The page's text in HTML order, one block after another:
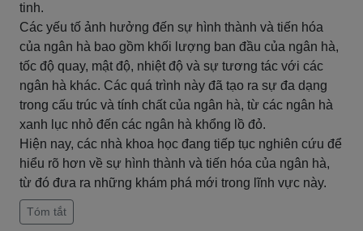
tinh.
Các yếu tố ảnh hưởng đến sự hình thành và tiến hóa
của ngân hà bao gồm khối lượng ban đầu của ngân hà,
tốc độ quay, mật độ, nhiệt độ và sự tương tác với các
ngân hà khác. Các quá trình này đã tạo ra sự đa dạng
trong cấu trúc và tính chất của ngân hà, từ các ngân hà
xanh lục nhỏ đến các ngân hà khổng lồ đỏ.
Hiện nay, các nhà khoa học đang tiếp tục nghiên cứu để
hiểu rõ hơn về sự hình thành và tiến hóa của ngân hà,
từ đó đưa ra những khám phá mới trong lĩnh vực này.
Tóm tắt